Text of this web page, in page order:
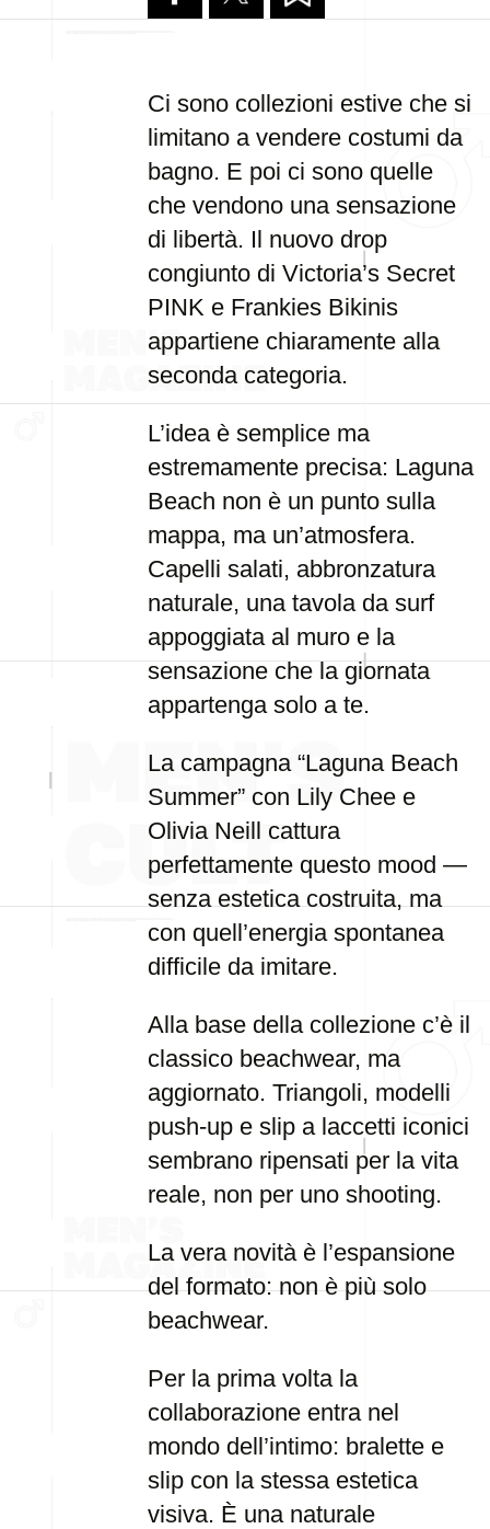
Ci sono collezioni estive che si
limitano a vendere costumi da
bagno. E poi ci sono quelle
che vendono una sensazione
di libertà. Il nuovo drop
congiunto di Victoria’s Secret
PINK e Frankies Bikinis
appartiene chiaramente alla
seconda categoria.
L’idea è semplice ma
estremamente precisa: Laguna
Beach non è un punto sulla
mappa, ma un’atmosfera.
Capelli salati, abbronzatura
naturale, una tavola da surf
appoggiata al muro e la
sensazione che la giornata
appartenga solo a te.
La campagna “Laguna Beach
Summer” con Lily Chee e
Olivia Neill cattura
perfettamente questo mood —
senza estetica costruita, ma
con quell’energia spontanea
difficile da imitare.
Alla base della collezione c’è il
classico beachwear, ma
aggiornato. Triangoli, modelli
push-up e slip a laccetti iconici
sembrano ripensati per la vita
reale, non per uno shooting.
La vera novità è l’espansione
del formato: non è più solo
beachwear.
Per la prima volta la
collaborazione entra nel
mondo dell’intimo: bralette e
slip con la stessa estetica
visiva. È una naturale